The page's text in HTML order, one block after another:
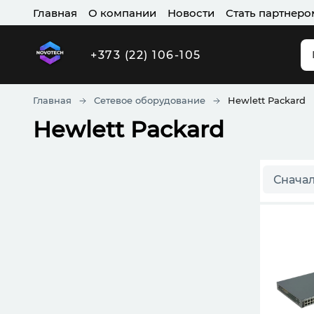
Главная О компании Новости Стать
+373 (22) 106-105
Главная Сетевое оборудование Hewlett Packard
Hewlett Packard